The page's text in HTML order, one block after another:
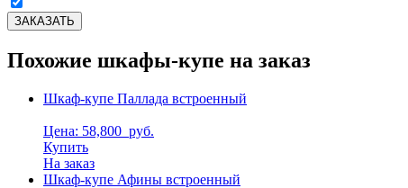
Похожие шкафы-купе на заказ
Шкаф-купе Паллада встроенный
Цена: 58,800 руб.
Купить
На заказ
Шкаф-купе Афины встроенный